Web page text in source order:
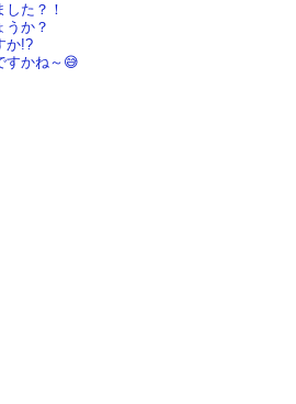
た？！
うか？
か!?
すかね～😅